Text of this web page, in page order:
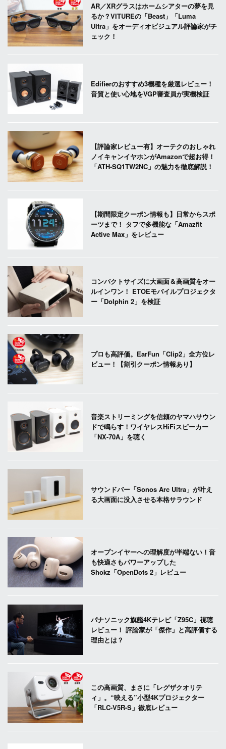
AR／XRグラスはホームシアターの夢を見
るか？VITUREの「Beast」「Luma
Ultra」をオーディオビジュアル評論家がチ
ェック！
Edifierのおすすめ3機種を厳選レビュー！
音質と使い心地をVGP審査員が実機検証
【評論家レビュー有】オーテクのおしゃれ
ノイキャンイヤホンがAmazonで超お得！
「ATH-SQ1TW2NC」の魅力を徹底解説！
【期間限定クーポン情報も】日常からスポ
ーツまで！ タフで多機能な「Amazfit
Active Max」をレビュー
コンパクトサイズに大画面＆高画質をオー
ルインワン！ ETOEモバイルプロジェクタ
ー「Dolphin 2」を検証
プロも高評価。EarFun「Clip2」全方位レ
ビュー！【割引クーポン情報あり】
音楽ストリーミングを信頼のヤマハサウン
ドで鳴らす！ワイヤレスHiFiスピーカー
「NX-70A」を聴く
サウンドバー「Sonos Arc Ultra」が叶え
る大画面に没入させる本格サラウンド
オープンイヤーへの理解度が半端ない！音
も快適さもパワーアップした
Shokz「OpenDots 2」レビュー
パナソニック旗艦4Kテレビ「Z95C」視聴
レビュー！ 評論家が「傑作」と高評価する
理由とは？
この高画質、まさに「レグザクオリテ
ィ」。“映える”小型4Kプロジェクター
「RLC-V5R-S」徹底レビュー